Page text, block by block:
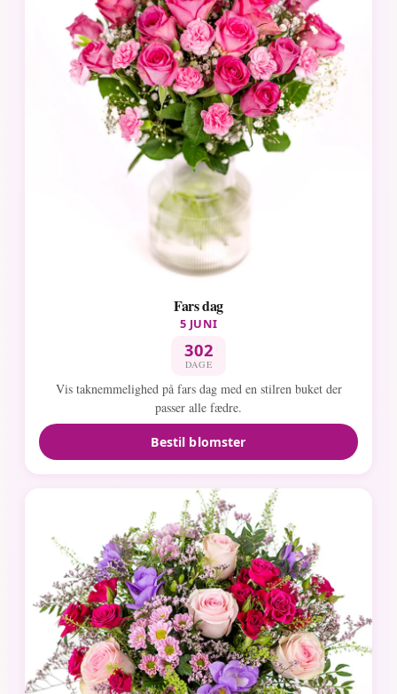
Fars dag
5 JUNI
302
DAGE
Vis taknemmelighed på fars dag med en stilren buket der
passer alle fædre.
Bestil blomster